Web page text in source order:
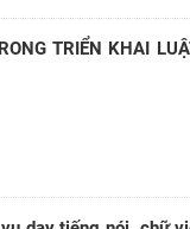
TRIỂN KHAI